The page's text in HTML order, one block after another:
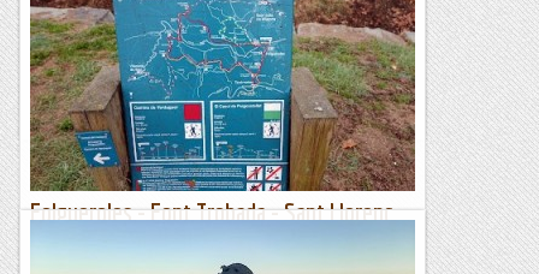
Tenim un dia ben rufol i ens decidim per visitar aquest bonic
i bucòlic reconet de món.La via es una combinació ben
trempada i ens serveix per veure com les gasten per...
Les altres vies...
Folgueroles - Font Trobada - Sant Llorenç
del Munt - Salt de la Minyona (861 m)